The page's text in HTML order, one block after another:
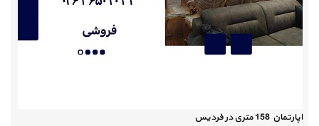
اپارتمان 158 متری در فردیس